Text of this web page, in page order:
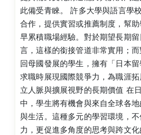
此備受青睞。 許多大學與語言學
合作，提供實習或推薦制度，幫
早累積職場經驗。對於期望長期
言，這樣的銜接管道非常實用；
回母國發展的學生，擁有「日本
求職時展現國際競爭力，為職涯
立人脈與擴展視野的長期價值 在
中，學生將有機會與來自全球各
與生活。這種多元的學習環境，
力，更促進多角度的思考與跨文